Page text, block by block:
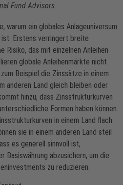
Fund Advisors.
warum ein globales Anlageuniversum
Erstens verringert breite
Risiko, das mit einzelnen Anleihen
globale Anleihenmärkte nicht
Beispiel die Zinssätze in einem
anderen Land gleich bleiben oder
hinzu, dass Zinsstrukturkurven
Formen haben können.
in einem Land flach
sie in einem anderen Land steil
es generell sinnvoll ist,
Basiswährung abzusichern, um die
zu reduzieren.